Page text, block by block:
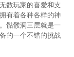
数玩家的喜爱和支
有着各种各样的神
骷髅洞三层就是一
的一个不错的挑战